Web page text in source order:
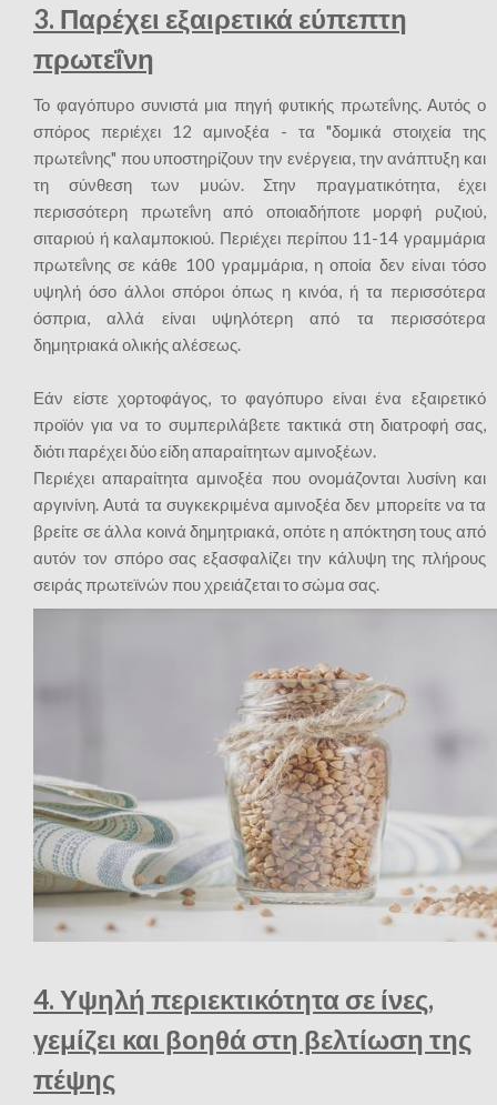
3. Παρέχει εξαιρετικά εύπεπτη
πρωτεΐνη
Το φαγόπυρο συνιστά μια πηγή φυτικής πρωτεΐνης. Αυτός ο
σπόρος περιέχει 12 αμινοξέα - τα "δομικά στοιχεία της
πρωτεΐνης" που υποστηρίζουν την ενέργεια, την ανάπτυξη και
τη σύνθεση των μυών. Στην πραγματικότητα, έχει
περισσότερη πρωτεΐνη από οποιαδήποτε μορφή ρυζιού,
σιταριού ή καλαμποκιού. Περιέχει περίπου 11-14 γραμμάρια
πρωτεΐνης σε κάθε 100 γραμμάρια, η οποία δεν είναι τόσο
υψηλή όσο άλλοι σπόροι όπως η κινόα, ή τα περισσότερα
όσπρια, αλλά είναι υψηλότερη από τα περισσότερα
δημητριακά ολικής αλέσεως.
Εάν είστε χορτοφάγος, το φαγόπυρο είναι ένα εξαιρετικό
προϊόν για να το συμπεριλάβετε τακτικά στη διατροφή σας,
διότι παρέχει δύο είδη απαραίτητων αμινοξέων.
Περιέχει απαραίτητα αμινοξέα που ονομάζονται λυσίνη και
αργινίνη. Αυτά τα συγκεκριμένα αμινοξέα δεν μπορείτε να τα
βρείτε σε άλλα κοινά δημητριακά, οπότε η απόκτηση τους από
αυτόν τον σπόρο σας εξασφαλίζει την κάλυψη της πλήρους
σειράς πρωτεϊνών που χρειάζεται το σώμα σας.
4. Υψηλή περιεκτικότητα σε ίνες,
γεμίζει και βοηθά στη βελτίωση της
πέψης